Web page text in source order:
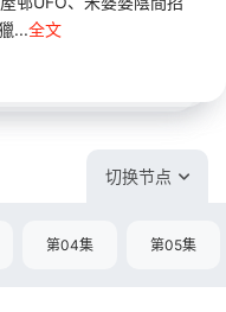
...全文
切换节点
第04集 第05集